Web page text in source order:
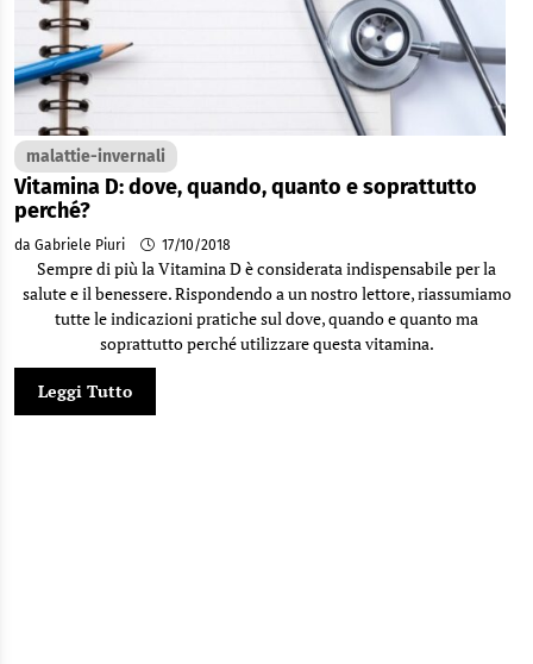
malattie-invernali
Vitamina D: dove, quando, quanto e soprattutto
perché?
da Gabriele Piuri 17/10/2018
Sempre di più la Vitamina D è considerata indispensabile per la
salute e il benessere. Rispondendo a un nostro lettore, riassumiamo
tutte le indicazioni pratiche sul dove, quando e quanto ma
soprattutto perché utilizzare questa vitamina.
Leggi Tutto